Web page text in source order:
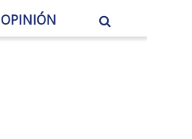
OPINIÓN